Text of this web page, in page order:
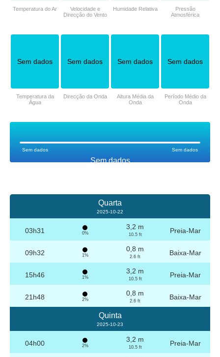
Temperatura do Ar
Velocidade e
Direcção do Vento
Humidade Relativa
Pressão
Atmosférica
Sem dados
Sem dados Sem dados
Sem dados
Temperatura da
Água
Sem dados
Direcção da Onda
Sem dados
Altura Média da
Onda
Sem dados
Período Médio da
Onda
Quarta
2025-10-22
03h31 0%
3,2 m
10.5 ft Preia-Mar
09h32 1%
0,8 m
2.6 ft Baixa-Mar
15h46 1%
3,2 m
10.5 ft Preia-Mar
21h48 2%
0,8 m
2.6 ft Baixa-Mar
Quinta
2025-10-23
04h00 2%
3,2 m
10.5 ft Preia-Mar